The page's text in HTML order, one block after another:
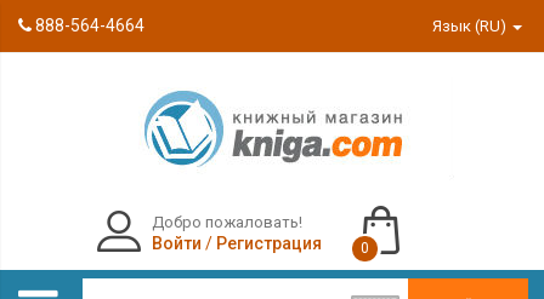
888-564-4664 Язык (RU)
Добро пожаловать!
Войти / Регистрация 0